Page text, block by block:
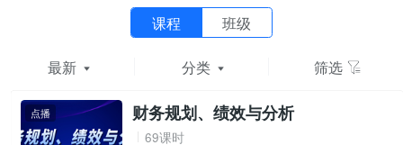
课程 班级
最新 分类 筛选
点播 财务规划、绩效与分析
69课时